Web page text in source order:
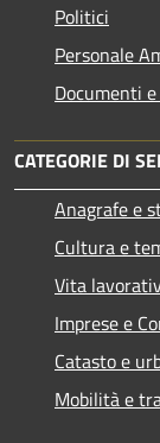
Politici
Personale
Documenti
CATEGORIE DI
Anagrafe e
Cultura e
Vita
Imprese e
Catasto e
Mobilità e